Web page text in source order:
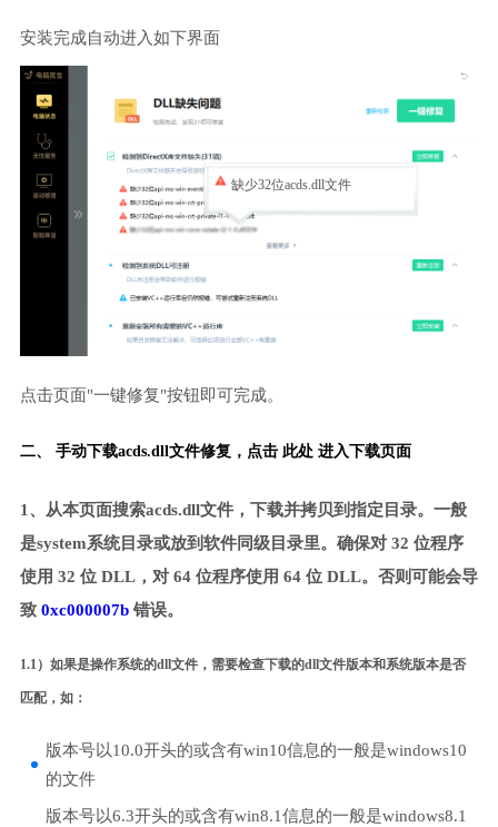
安装完成自动进入如下界面
缺少32位acds.dll文件
点击页面"一键修复"按钮即可完成。
二、 手动下载acds.dll文件修复， 点击 此处 进入下载页面
1、从本页面搜索acds.dll文件，下载并拷贝到指定目录。一般
是system系统目录或放到软件同级目录里。确保对 32 位程序
使用 32 位 DLL，对 64 位程序使用 64 位 DLL。否则可能会导
致 0xc000007b错误。
1.1）如果是操作系统的dll文件，需要检查下载的dll文件版本和系统版本是否
匹配，如：
版本号以10.0开头的或含有win10信息的一般是windows10
的文件
版本号以6.3开头的或含有win8.1信息的一般是windows8.1